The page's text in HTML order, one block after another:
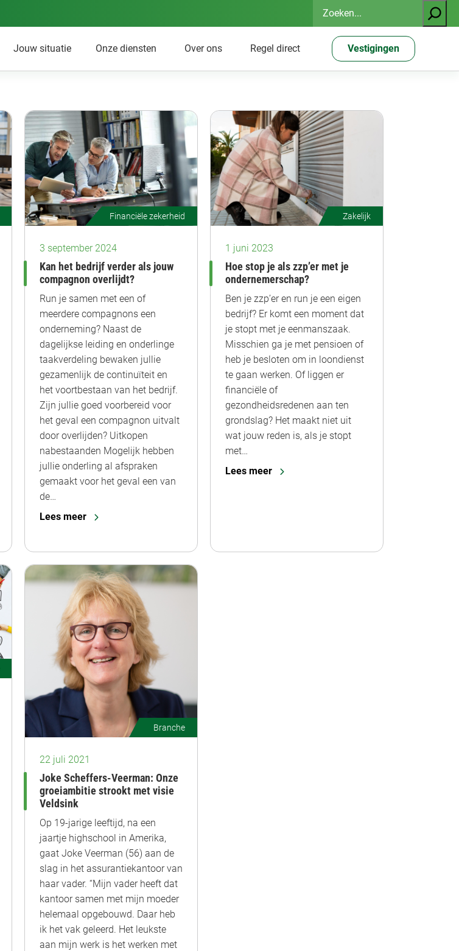
Zoeken
Jouw situatie Onze diensten Over ons Regel direct Vestigingen
Financiële zekerheid
3 september 2024
Kan het bedrijf verder als jouw
compagnon overlijdt?
Run je samen met een of
meerdere compagnons een
onderneming? Naast de
dagelijkse leiding en onderlinge
taakverdeling bewaken jullie
gezamenlijk de continuïteit en
het voortbestaan van het bedrijf.
Zijn jullie goed voorbereid voor
het geval een compagnon uitvalt
door overlijden? Uitkopen
nabestaanden Mogelijk hebben
jullie onderling al afspraken
gemaakt voor het geval een van
de…
Lees meer
Zakelijk
1 juni 2023
Hoe stop je als zzp’er met je
ondernemerschap?
Ben je zzp’er en run je een eigen
bedrijf? Er komt een moment dat
je stopt met je eenmanszaak.
Misschien ga je met pensioen of
heb je besloten om in loondienst
te gaan werken. Of liggen er
financiële of
gezondheidsredenen aan ten
grondslag? Het maakt niet uit
wat jouw reden is, als je stopt
met…
Lees meer
Branche
22 juli 2021
Joke Scheffers-Veerman: Onze
groeiambitie strookt met visie
Veldsink
Op 19-jarige leeftijd, na een
jaartje highschool in Amerika,
gaat Joke Veerman (56) aan de
slag in het assurantiekantoor van
haar vader. “Mijn vader heeft dat
kantoor samen met mijn moeder
helemaal opgebouwd. Daar heb
ik het vak geleerd. Het leukste
aan mijn werk is het werken met